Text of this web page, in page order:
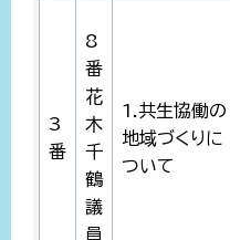
3
番
8
番
花
木
千
鶴
議
員
1.共生協働の
地域づくりに
ついて